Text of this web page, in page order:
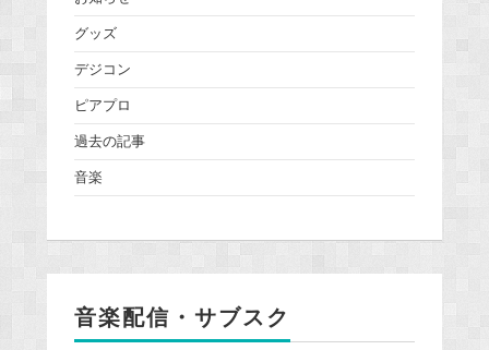
グッズ
デジコン
ピアプロ
過去の記事
音楽
音楽配信・サブスク